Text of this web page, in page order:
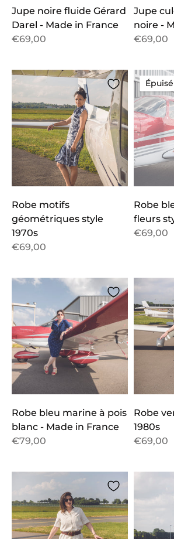
Jupe noire fluide Gérard
Darel - Made in France
€69,00
Jupe
noire -
€69,00
Robe motifs
géométriques style
1970s
€69,00
Épuisé
Robe
fleurs
€69,00
Robe bleu marine à pois
blanc - Made in France
€79,00
Robe
1980s
€69,00